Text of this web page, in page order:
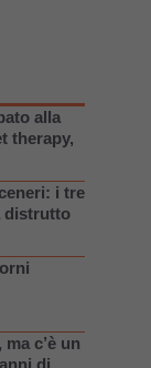
alla
therapy,
i tre
distrutto
c’è un
di